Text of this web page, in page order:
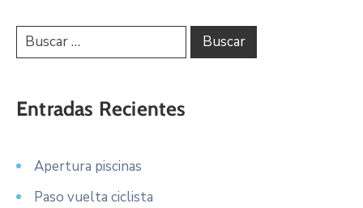
Entradas Recientes
Apertura piscinas
Paso vuelta ciclista